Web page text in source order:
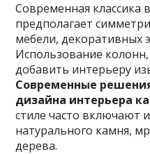
Современная классика
предполагает
мебели, декоративных
Использование
добавить интерьеру
Современные
дизайна интерьера
стиле часто включают
натурального камня,
дерева.